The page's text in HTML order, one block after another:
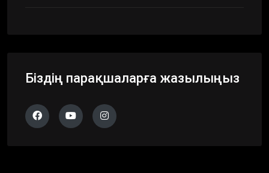
Біздің парақшаларға жазылыңыз